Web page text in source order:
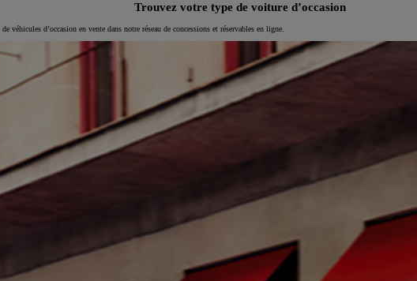
Trouvez votre type de voiture d’occasion
véhicules d’occasion en vente dans notre réseau de concessions et réservables en ligne.